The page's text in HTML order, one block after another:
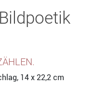
14 x 22,2 cm